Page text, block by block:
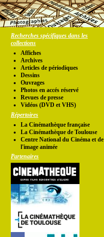
Recherches spécifiques dans les
collections
Affiches
Archives
Articles de périodiques
Dessins
Ouvrages
Photos en accés réservé
Revues de presse
Vidéos (DVD et VHS)
Répertoires
La Cinémathèque française
La Cinémathèque de Toulouse
Centre National du Cinéma et de
l'image animée
Partenaires